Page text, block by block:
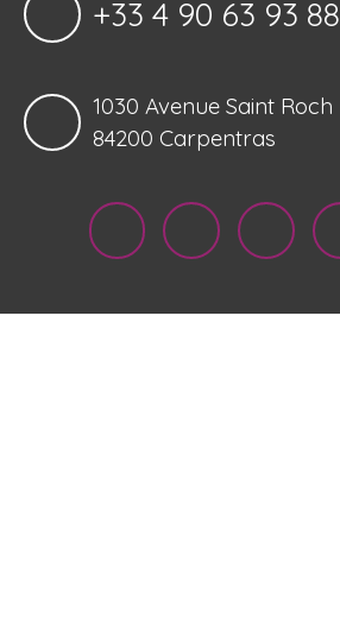
+33 4 90 63 93 88
1030 Avenue Saint Roch
84200 Carpentras